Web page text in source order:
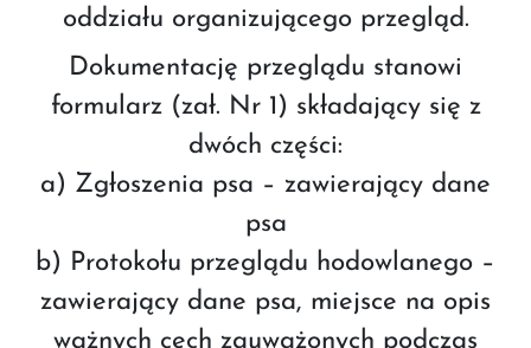
oddziału organizującego przegląd.
Dokumentację przeglądu stanowi
formularz (zał. Nr 1) składający się z
dwóch części:
a) Zgłoszenia psa – zawierający dane
psa
b) Protokołu przeglądu hodowlanego –
zawierający dane psa, miejsce na opis
ważnych cech zauważonych podczas